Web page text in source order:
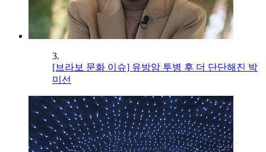
3.
[브라보 문화 이슈] 유방암 투병 후 더 단단해진 박
미선